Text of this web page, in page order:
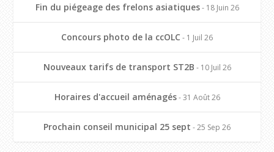
Fin du piégeage des frelons asiatiques- 18 Juin 26
Concours photo de la ccOLC - 1 Juil 26
Nouveaux tarifs de transport ST2B - 10 Juil 26
Horaires d'accueil aménagés- 31 Août 26
Prochain conseil municipal 25 sept - 25 Sep 26